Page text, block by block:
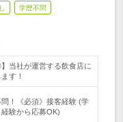
学歴不問
当社が運営する飲食店に
す！
問！《必須》接客経験 (学
験から応募OK)